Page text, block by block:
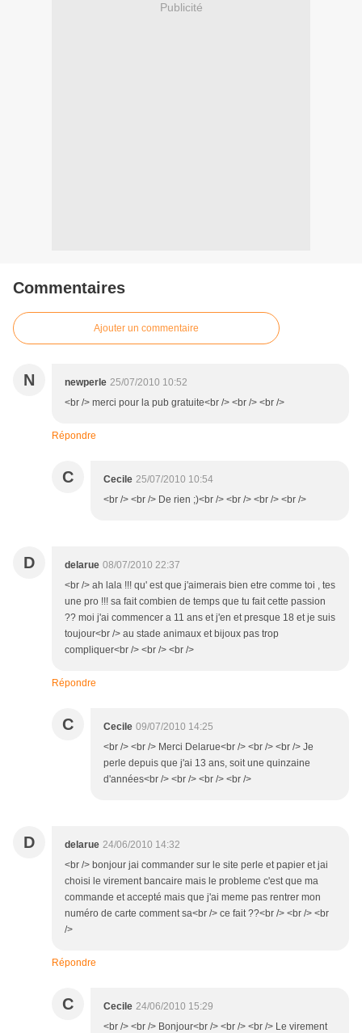
Publicité
Commentaires
Ajouter un commentaire
N newperle 25/07/2010 10:52
<br /> merci pour la pub gratuite<br /> <br /> <br />
Répondre
C Cecile 25/07/2010 10:54
<br /> <br /> De rien ;)<br /> <br /> <br /> <br />
D delarue 08/07/2010 22:37
<br /> ah lala !!! qu' est que j'aimerais bien etre comme toi , tes
une pro !!! sa fait combien de temps que tu fait cette passion
?? moi j'ai commencer a 11 ans et j'en et presque 18 et je suis
toujour<br /> au stade animaux et bijoux pas trop
compliquer<br /> <br /> <br />
Répondre
C Cecile 09/07/2010 14:25
<br /> <br /> Merci Delarue<br /> <br /> <br /> Je
perle depuis que j'ai 13 ans, soit une quinzaine
d'années<br /> <br /> <br /> <br />
D delarue 24/06/2010 14:32
<br /> bonjour jai commander sur le site perle et papier et jai
choisi le virement bancaire mais le probleme c'est que ma
commande et accepté mais que j'ai meme pas rentrer mon
numéro de carte comment sa<br /> ce fait ??<br /> <br /> <br
/>
Répondre
C Cecile 24/06/2010 15:29
<br /> <br /> Bonjour<br /> <br /> <br /> Le virement